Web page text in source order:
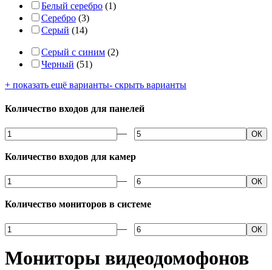
Белый серебро (1)
Серебро (3)
Серый (14)
Серый с синим (2)
Черный (51)
+ показать ещё варианты- скрыть варианты
Количество входов для панелей
— ОК
Количество входов для камер
— ОК
Количество мониторов в системе
— ОК
Мониторы видеодомофонов